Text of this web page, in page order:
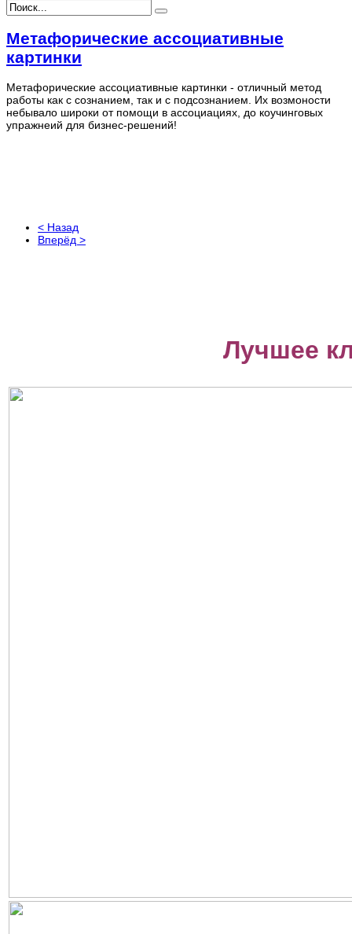
Метафорические ассоциативные
картинки
Метафорические ассоциативные картинки - отличный метод
работы как с сознанием, так и с подсознанием. Их возмоности
небывало широки от помощи в ассоциациях, до коучинговых
упражнеий для бизнес-решений!
< Назад
Вперёд >
Лучшее